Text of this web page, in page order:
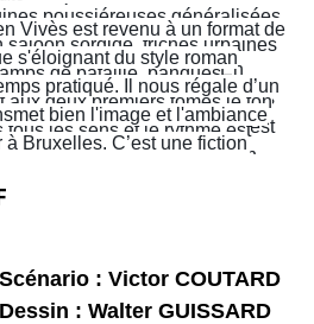
découvre la librairie
propose à Sophie d’y jeter un
vont vite commencer. En
qui semble être tombée dans
C'est véritablement le Far West
et d’anarchie. Il y a même un
poussiéreuses généralisées,
saloon sordide, friches urbaines
de bataille, banques
deux premiers tomes le ton
tous les sens et le rythme est
en bout. Sophie et Quentin
situation totalement confuse
as de la gâchette, surtout
le dire, surréaliste.
Vivès est revenu à un format de
s'éloignant du style roman
pratiqué. Il nous régale d’un
bien l'image et l'ambiance
Bruxelles. C’est une fiction
perçue par nombre de ses
Scénario : Victor COUTARD
Dessin : Walter GUISSARD